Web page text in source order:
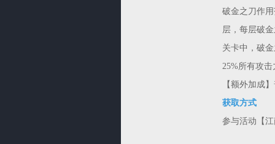
破金之刀作
层，每层破
关卡中，破
25%所有攻击
【额外加成
获取方式
参与活动【